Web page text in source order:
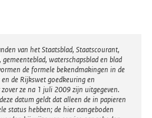
van het Staatsblad, Staatscourant,
waterschapsblad en blad
de formele bekendmakingen in de
de Rijkswet goedkeuring en
ze na 1 juli 2009 zijn uitgegeven.
datum geldt dat alleen de in papieren
status hebben; de hier aangeboden